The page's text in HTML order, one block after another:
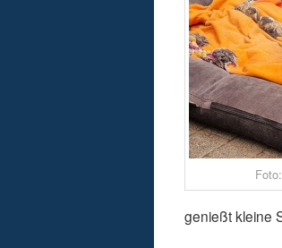
genießt kleine